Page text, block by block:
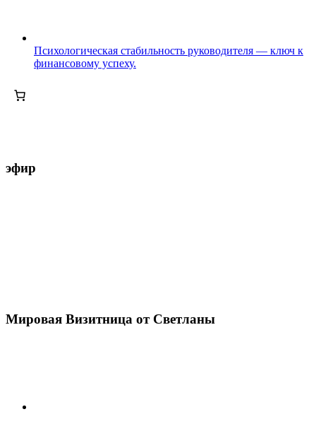
Психологическая стабильность руководителя — ключ к
финансовому успеху.
эфир
Мировая Визитница от Светланы